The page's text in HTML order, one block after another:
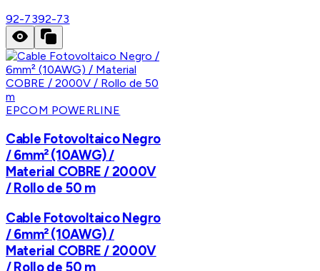
92-7392-73
EPCOM POWERLINE
Cable Fotovoltaico Negro
/ 6mm² (10AWG) /
Material COBRE / 2000V
/ Rollo de 50 m
Cable Fotovoltaico Negro
/ 6mm² (10AWG) /
Material COBRE / 2000V
/ Rollo de 50 m